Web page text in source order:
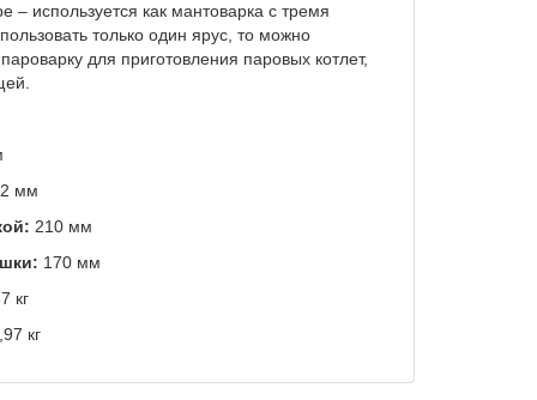
– используется как мантоварка с тремя
только один ярус, то можно
для приготовления паровых котлет,
мм
210 мм
170 мм
кг
кг